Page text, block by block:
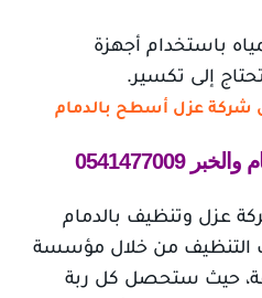
باستخدام أجهزة
إلى تكسير.
شركة عزل أسطح بالدمام
والخبر0541477009
عزل وتنظيف بالدمام
التنظيف من خلال مؤسسة
دقة، حيث ستحصل كل ربة